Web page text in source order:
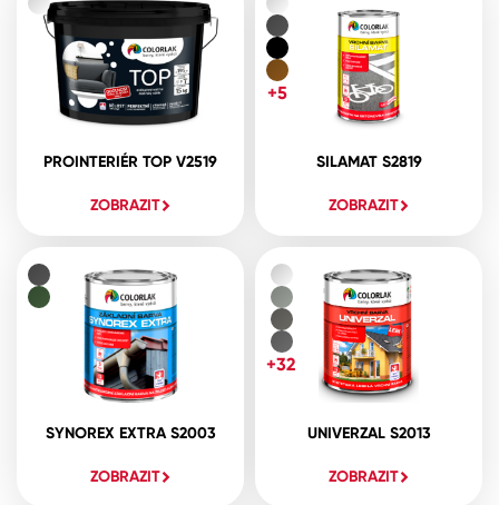
PROINTERIÉR TOP V2519
ZOBRAZIT
SILAMAT S2819
ZOBRAZIT
+5
SYNOREX EXTRA S2003
ZOBRAZIT
UNIVERZAL S2013
ZOBRAZIT
+32